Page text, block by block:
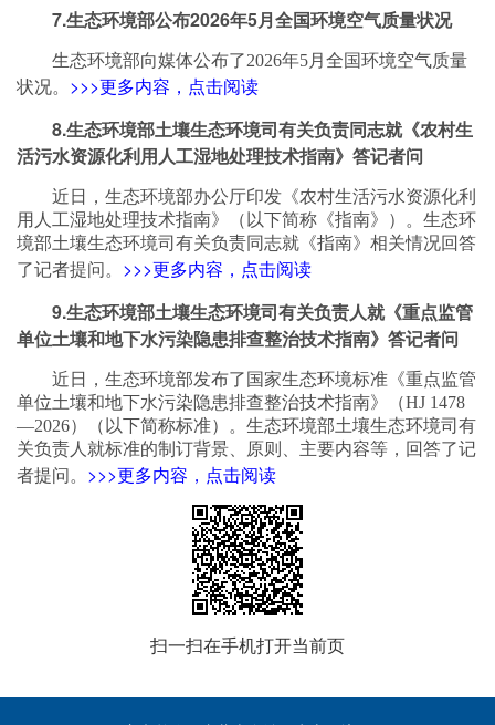
7.生态环境部公布2026年5月全国环境空气质量状况
生态环境部向媒体公布了2026年5月全国环境空气质量
状况。 >>>更多内容，点击阅读
8.生态环境部土壤生态环境司有关负责同志就《农村生
活污水资源化利用人工湿地处理技术指南》答记者问
近日，生态环境部办公厅印发《农村生活污水资源化利
用人工湿地处理技术指南》（以下简称《指南》）。生态环
境部土壤生态环境司有关负责同志就《指南》相关情况回答
了记者提问。 >>>更多内容，点击阅读
9.生态环境部土壤生态环境司有关负责人就《重点监管
单位土壤和地下水污染隐患排查整治技术指南》答记者问
近日，生态环境部发布了国家生态环境标准《重点监管
单位土壤和地下水污染隐患排查整治技术指南》（HJ 1478
—2026）（以下简称标准）。生态环境部土壤生态环境司有
关负责人就标准的制订背景、原则、主要内容等，回答了记
者提问。 >>>更多内容，点击阅读
扫一扫在手机打开当前页